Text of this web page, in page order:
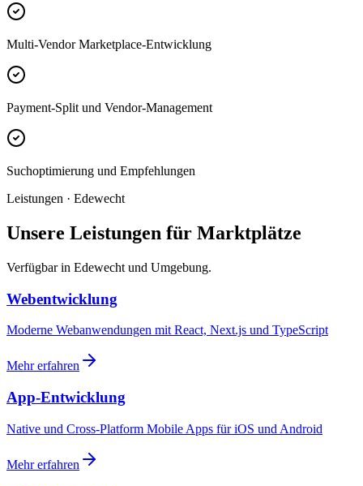
Multi-Vendor Marketplace-Entwicklung
Payment-Split und Vendor-Management
Suchoptimierung und Empfehlungen
Leistungen · Edewecht
Unsere Leistungen für Marktplätze
Verfügbar in Edewecht und Umgebung.
Webentwicklung
Moderne Webanwendungen mit React, Next.js und TypeScript
Mehr erfahren
App-Entwicklung
Native und Cross-Platform Mobile Apps für iOS und Android
Mehr erfahren